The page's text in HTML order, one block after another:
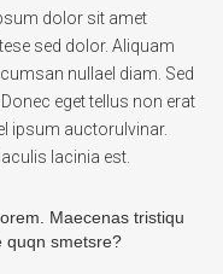
dolor sit amet
sed dolor. Aliquam
nullael diam. Sed
eget tellus non erat
ipsum auctorulvinar.
lacinia est.
Maecenas tristiqu
quqn smetsre?